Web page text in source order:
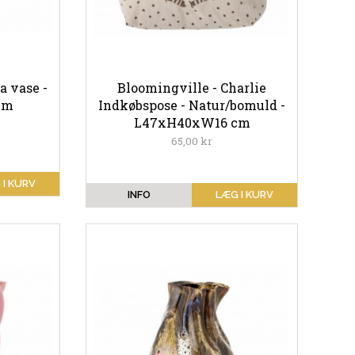
vase -
KURV
Bloomingville - Charlie
Indkøbspose - Natur/bomuld -
L47xH40xW16 cm
65,00 kr
LÆG I KURV
INFO